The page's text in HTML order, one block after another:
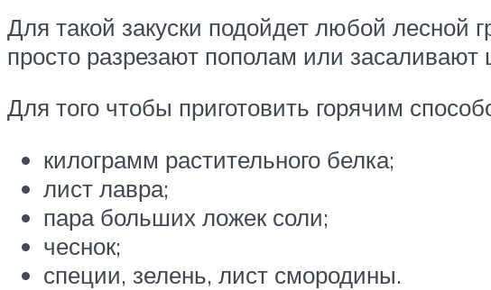
Для такой закуски подойдет любой
просто разрезают пополам или засаливают
Для того чтобы приготовить горячим
килограмм растительного белка;
лист лавра;
пара больших ложек соли;
чеснок;
специи, зелень, лист смородины.